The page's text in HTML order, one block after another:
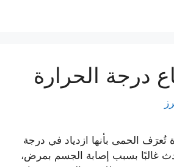
درجة الحرارة
تُعرَف الحمى بأنها ازدياد في درجة
غالبًا بسبب إصابة الجسم بمرض،